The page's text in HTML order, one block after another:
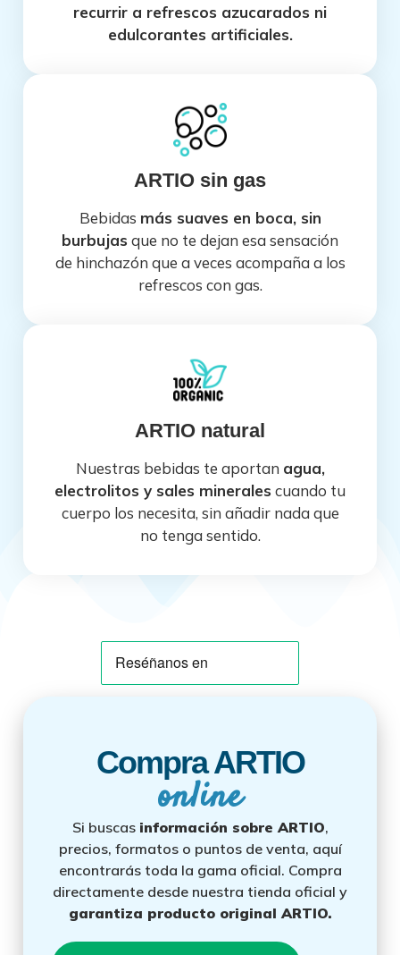
recurrir a refrescos azucarados ni
edulcorantes artificiales.
ARTIO sin gas
Bebidas más suaves en boca, sin
burbujas que no te dejan esa sensación
de hinchazón que a veces acompaña a los
refrescos con gas.
ARTIO natural
Nuestras bebidas te aportan agua,
electrolitos y sales minerales cuando tu
cuerpo los necesita, sin añadir nada que
no tenga sentido.
Compra ARTIO
online
Si buscas información sobre ARTIO,
precios, formatos o puntos de venta, aquí
encontrarás toda la gama oficial. Compra
directamente desde nuestra tienda oficial y
garantiza producto original ARTIO.